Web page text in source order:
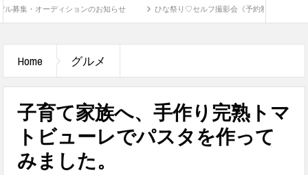
・オーディションのお知らせ ひな祭り♡セルフ撮影会《予約制》
Home グルメ
子育て家族へ、手作り完熟トマ
トビューレでパスタを作って
みました。